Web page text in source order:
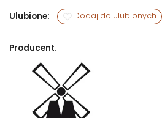
Ulubione: Dodaj do ulubionych
Producent: